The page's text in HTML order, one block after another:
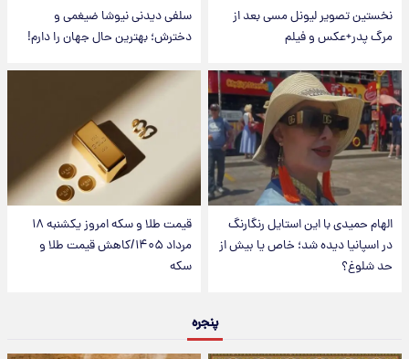
نخستین تصویر لیونل مسی بعد از
مرگ پدر+عکس و فیلم
سلفی دیدنی نیوشا ضیغمی و
دخترش؛ بهترین حال جهان را دارم!
الهام حمیدی با این استایل رنگارنگ
در اسپانیا دیده شد؛ خاص یا بیش از
حد شلوغ؟
قیمت طلا و سکه امروز یکشنبه ۱۸
مرداد ۱۴۰۵/کاهش قیمت طلا و
سکه
پنجره